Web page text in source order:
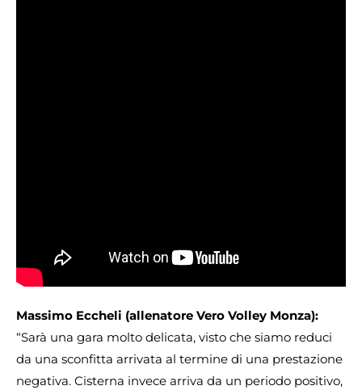
Massimo Eccheli (allenatore Vero Volley Monza):
“Sarà una gara molto delicata, visto che siamo reduci
da una sconfitta arrivata al termine di una prestazione
negativa. Cisterna invece arriva da un periodo positivo,